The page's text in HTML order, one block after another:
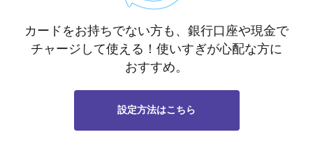
カードをお持ちでない方も、銀行口座や現金で
チャージして使える！使いすぎが心配な方に
おすすめ。
設定方法はこちら